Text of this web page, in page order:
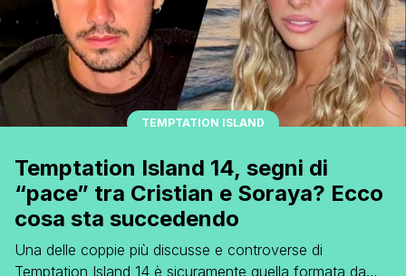
TEMPTATION ISLAND
Temptation Island 14, segni di
“pace” tra Cristian e Soraya? Ecco
cosa sta succedendo
Una delle coppie più discusse e controverse di
Temptation Island 14 è sicuramente quella formata da